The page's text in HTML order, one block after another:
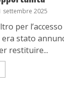
settembre 2025
per
stato
restituire...